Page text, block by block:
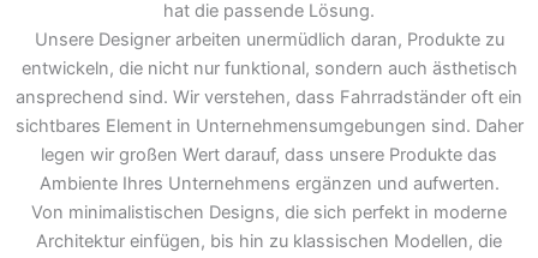
hat die passende Lösung.
Unsere Designer arbeiten unermüdlich daran, Produkte zu
entwickeln, die nicht nur funktional, sondern auch ästhetisch
ansprechend sind. Wir verstehen, dass Fahrradständer oft ein
sichtbares Element in Unternehmensumgebungen sind. Daher
legen wir großen Wert darauf, dass unsere Produkte das
Ambiente Ihres Unternehmens ergänzen und aufwerten.
Von minimalistischen Designs, die sich perfekt in moderne
Architektur einfügen, bis hin zu klassischen Modellen, die